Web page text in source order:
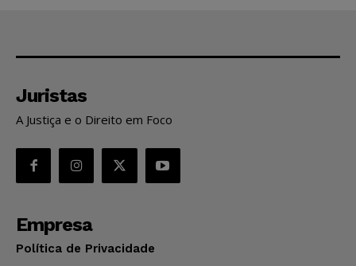
Juristas
A Justiça e o Direito em Foco
Empresa
Política de Privacidade